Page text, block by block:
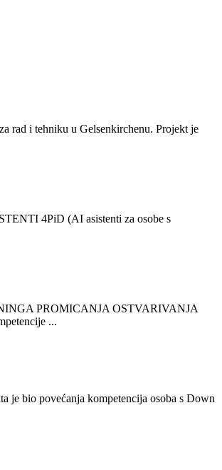
rad i tehniku u Gelsenkirchenu. Projekt je
4PiD (AI asistenti za osobe s
PROMICANJA OSTVARIVANJA
...
bio povećanja kompetencija osoba s Down